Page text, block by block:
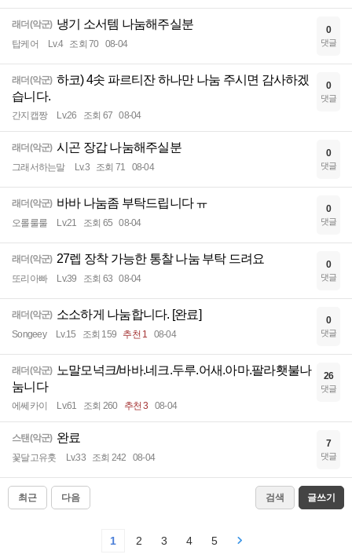
래더(악군) 냉기 소서템 나눔해주실분
탑케어 Lv.4 조회 70 08-04
0
댓글
래더(악군) 하코) 4솟 파르티잔 하나만 나눔 주시면 감사하겠
습니다.
간지캡짱 Lv.26 조회 67 08-04
0
댓글
래더(악군) 시곤 장갑 나눔해주실분
그래서하는말 Lv.3 조회 71 08-04
0
댓글
래더(악군) 바바 나눔좀 부탁드립니다 ㅠ
오롤룰룰 Lv.21 조회 65 08-04
0
댓글
래더(악군) 27렙 장착 가능한 통찰 나눔 부탁 드려요
또리아빠 Lv.39 조회 63 08-04
0
댓글
래더(악군) 소소하게 나눔합니다. [완료]
Songeey Lv.15 조회 159 추천 1 08-04
0
댓글
래더(악군) 노말모넉크/바바.네크.두루.어새.아마.팔라횃불나
눔니다
에쎄카이 Lv.61 조회 260 추천 3 08-04
26
댓글
스탠(악군) 완료
꽃달고유훗 Lv.33 조회 242 08-04
7
댓글
최근 다음 검색 글쓰기
1 2 3 4 5